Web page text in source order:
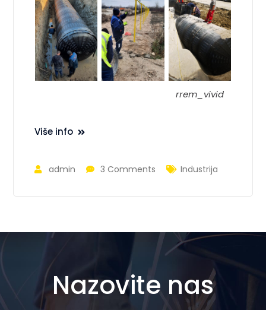
rrem_vivid
Više info
admin 3 Comments Industrija
Nazovite nas